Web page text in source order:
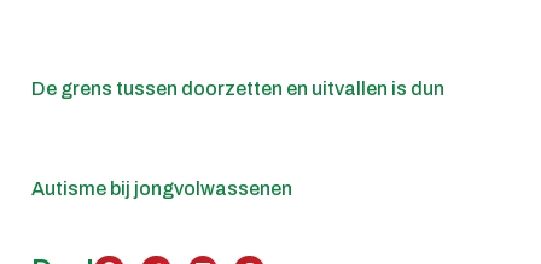
De grens tussen doorzetten en uitvallen is dun
Autisme bij jongvolwassenen